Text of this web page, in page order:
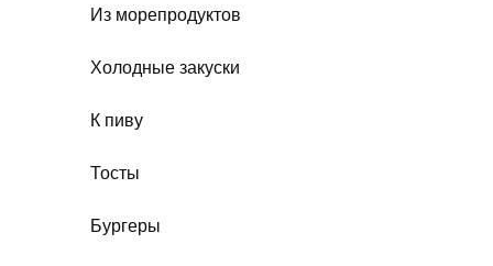
Из морепродуктов
Холодные закуски
К пиву
Тосты
Бургеры